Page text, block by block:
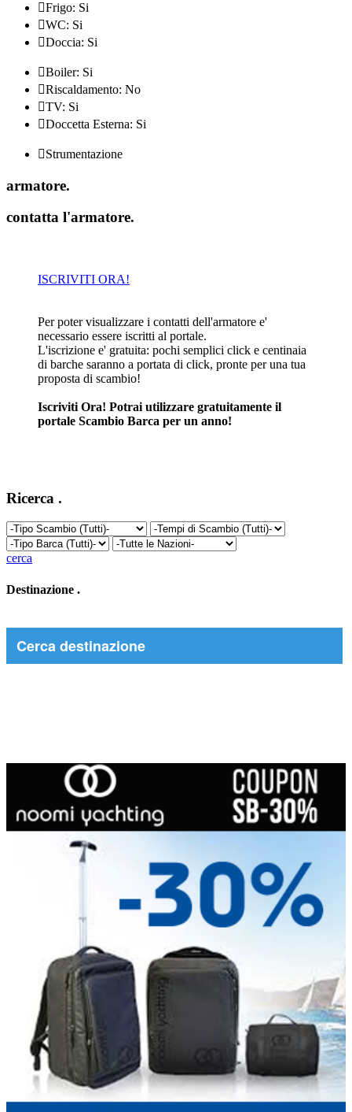
Frigo: Si
WC: Si
Doccia: Si
Boiler: Si
Riscaldamento: No
TV: Si
Doccetta Esterna: Si
Strumentazione
armatore.
contatta l'armatore.
ISCRIVITI ORA!
Per poter visualizzare i contatti dell'armatore e'
necessario essere iscritti al portale.
L'iscrizione e' gratuita: pochi semplici click e centinaia
di barche saranno a portata di click, pronte per una tua
proposta di scambio!
Iscriviti Ora! Potrai utilizzare gratuitamente il
portale Scambio Barca per un anno!
Ricerca .
cerca
Destinazione .